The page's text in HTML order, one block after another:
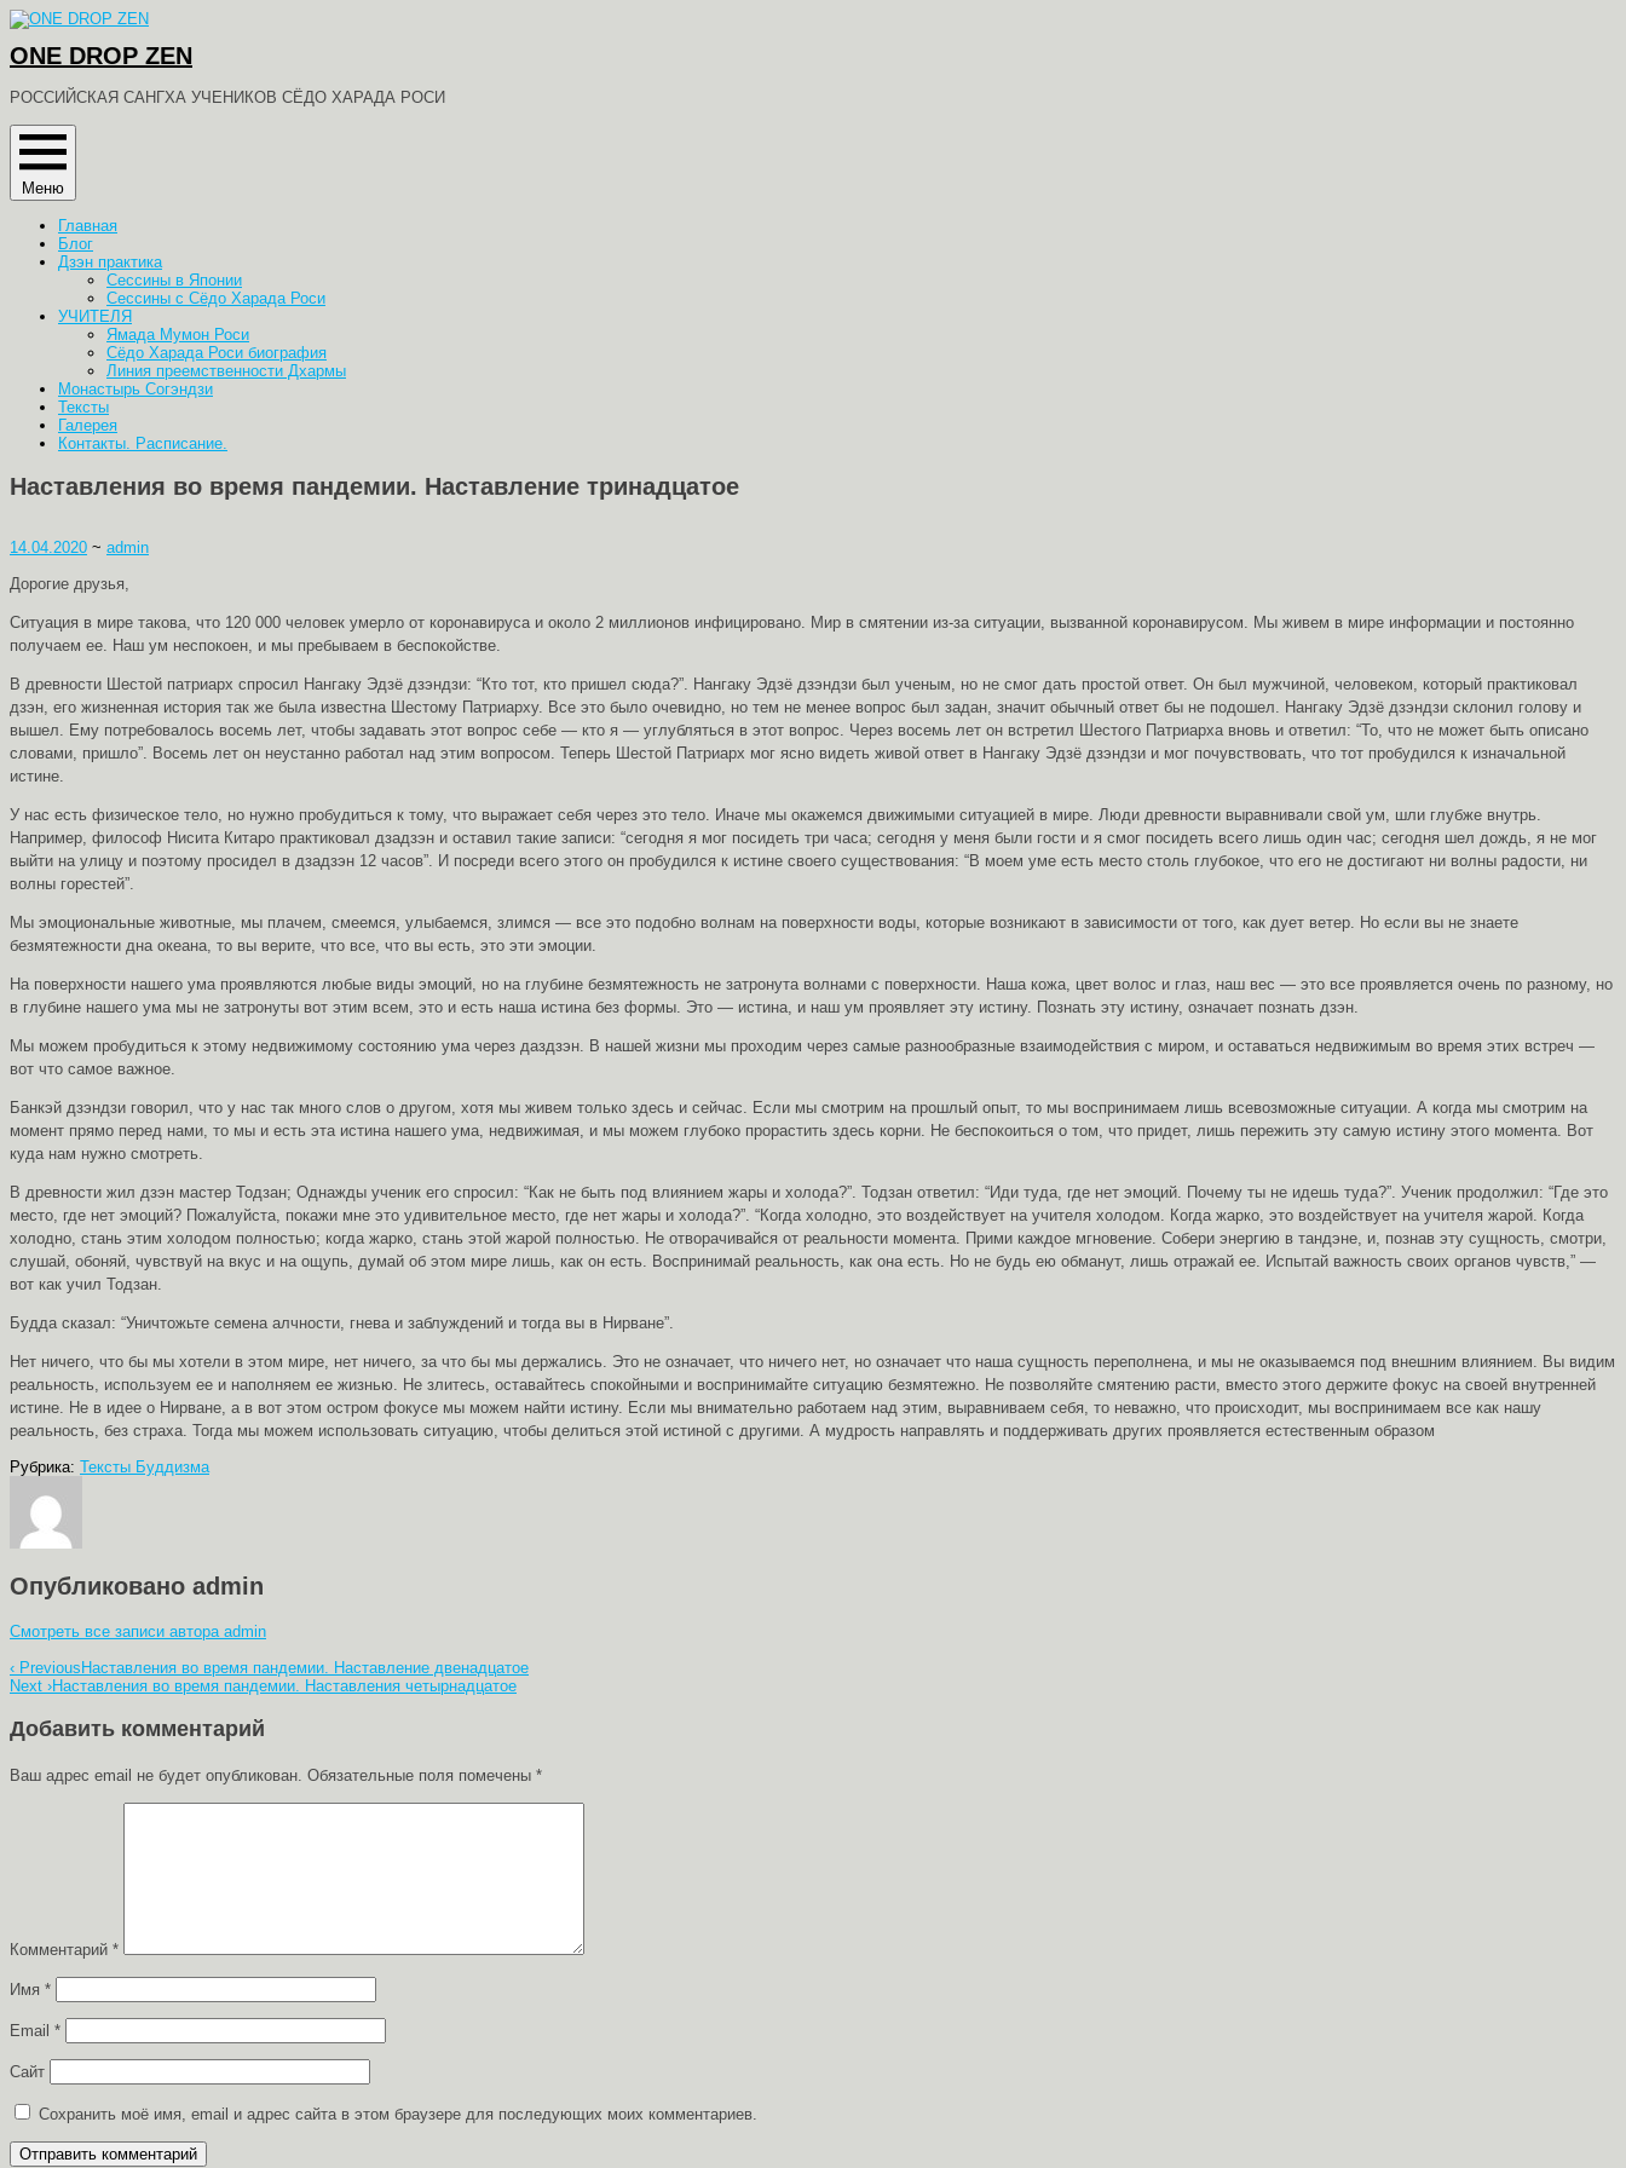
Перейти
содержимому
ONE DROP ZEN
РОССИЙСКАЯ САНГХА УЧЕНИКОВ СЁДО ХАРАДА РОСИ
Меню
Главная
Блог
Дзэн практика
Сессины в Японии
Сессины с Сёдо Харада Роси
УЧИТЕЛЯ
Ямада Мумон Роси
Сёдо Харада Роси биография
Линия преемственности Дхармы
Монастырь Согэндзи
Тексты
Галерея
Контакты. Расписание.
Наставления во время пандемии. Наставление тринадцатое
14.04.2020 ~ admin
Дорогие друзья,
Ситуация в мире такова, что 120 000 человек умерло от коронавируса и около 2 миллионов инфицировано. Мир в смятении из-за ситуации, вызванной коронавирусом. Мы живем в мире информации и постоянно
получаем ее. Наш ум неспокоен, и мы пребываем в беспокойстве.
В древности Шестой патриарх спросил Нангаку Эдзё дзэндзи: “Кто тот, кто пришел сюда?”. Нангаку Эдзё дзэндзи был ученым, но не смог дать простой ответ. Он был мужчиной, человеком, который практиковал
дзэн, его жизненная история так же была известна Шестому Патриарху. Все это было очевидно, но тем не менее вопрос был задан, значит обычный ответ бы не подошел. Нангаку Эдзё дзэндзи склонил голову и
вышел. Ему потребовалось восемь лет, чтобы задавать этот вопрос себе — кто я — углубляться в этот вопрос. Через восемь лет он встретил Шестого Патриарха вновь и ответил: “То, что не может быть описано
словами, пришло”. Восемь лет он неустанно работал над этим вопросом. Теперь Шестой Патриарх мог ясно видеть живой ответ в Нангаку Эдзё дзэндзи и мог почувствовать, что тот пробудился к изначальной
истине.
У нас есть физическое тело, но нужно пробудиться к тому, что выражает себя через это тело. Иначе мы окажемся движимыми ситуацией в мире. Люди древности выравнивали свой ум, шли глубже внутрь.
Например, философ Нисита Китаро практиковал дзадзэн и оставил такие записи: “сегодня я мог посидеть три часа; сегодня у меня были гости и я смог посидеть всего лишь один час; сегодня шел дождь, я не мог
выйти на улицу и поэтому просидел в дзадзэн 12 часов”. И посреди всего этого он пробудился к истине своего существования: “В моем уме есть место столь глубокое, что его не достигают ни волны радости, ни
волны горестей”.
Мы эмоциональные животные, мы плачем, смеемся, улыбаемся, злимся — все это подобно волнам на поверхности воды, которые возникают в зависимости от того, как дует ветер. Но если вы не знаете
безмятежности дна океана, то вы верите, что все, что вы есть, это эти эмоции.
На поверхности нашего ума проявляются любые виды эмоций, но на глубине безмятежность не затронута волнами с поверхности. Наша кожа, цвет волос и глаз, наш вес — это все проявляется очень по разному, но
в глубине нашего ума мы не затронуты вот этим всем, это и есть наша истина без формы. Это — истина, и наш ум проявляет эту истину. Познать эту истину, означает познать дзэн.
Мы можем пробудиться к этому недвижимому состоянию ума через даздзэн. В нашей жизни мы проходим через самые разнообразные взаимодействия с миром, и оставаться недвижимым во время этих встреч —
вот что самое важное.
Банкэй дзэндзи говорил, что у нас так много слов о другом, хотя мы живем только здесь и сейчас. Если мы смотрим на прошлый опыт, то мы воспринимаем лишь всевозможные ситуации. А когда мы смотрим на
момент прямо перед нами, то мы и есть эта истина нашего ума, недвижимая, и мы можем глубоко прорастить здесь корни. Не беспокоиться о том, что придет, лишь пережить эту самую истину этого момента. Вот
куда нам нужно смотреть.
В древности жил дзэн мастер Тодзан; Однажды ученик его спросил: “Как не быть под влиянием жары и холода?”. Тодзан ответил: “Иди туда, где нет эмоций. Почему ты не идешь туда?”. Ученик продолжил: “Где это
место, где нет эмоций? Пожалуйста, покажи мне это удивительное место, где нет жары и холода?”. “Когда холодно, это воздействует на учителя холодом. Когда жарко, это воздействует на учителя жарой. Когда
холодно, стань этим холодом полностью; когда жарко, стань этой жарой полностью. Не отворачивайся от реальности момента. Прими каждое мгновение. Собери энергию в тандэне, и, познав эту сущность, смотри,
слушай, обоняй, чувствуй на вкус и на ощупь, думай об этом мире лишь, как он есть. Воспринимай реальность, как она есть. Но не будь ею обманут, лишь отражай ее. Испытай важность своих органов чувств,” —
вот как учил Тодзан.
Будда сказал: “Уничтожьте семена алчности, гнева и заблуждений и тогда вы в Нирване”.
Нет ничего, что бы мы хотели в этом мире, нет ничего, за что бы мы держались. Это не означает, что ничего нет, но означает что наша сущность переполнена, и мы не оказываемся под внешним влиянием. Вы видим
реальность, используем ее и наполняем ее жизнью. Не злитесь, оставайтесь спокойными и воспринимайте ситуацию безмятежно. Не позволяйте смятению расти, вместо этого держите фокус на своей внутренней
истине. Не в идее о Нирване, а в вот этом остром фокусе мы можем найти истину. Если мы внимательно работаем над этим, выравниваем себя, то неважно, что происходит, мы воспринимаем все как нашу
реальность, без страха. Тогда мы можем использовать ситуацию, чтобы делиться этой истиной с другими. А мудрость направлять и поддерживать других проявляется естественным образом
Рубрика: Тексты Буддизма
Опубликовано admin
Смотреть все записи автора admin
Навигация
по
записям
‹ Previous Наставления во время пандемии. Наставление двенадцатое
Next ›Наставления во время пандемии. Наставления четырнадцатое
Добавить комментарий
Ваш адрес email не будет опубликован. Обязательные поля помечены *
Комментарий *
Имя *
Email *
Сайт
Сохранить моё имя, email и адрес сайта в этом браузере для последующих моих комментариев.